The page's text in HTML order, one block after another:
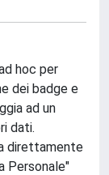
hoc per
dei badge e
ad un
dati.
direttamente
Personale"